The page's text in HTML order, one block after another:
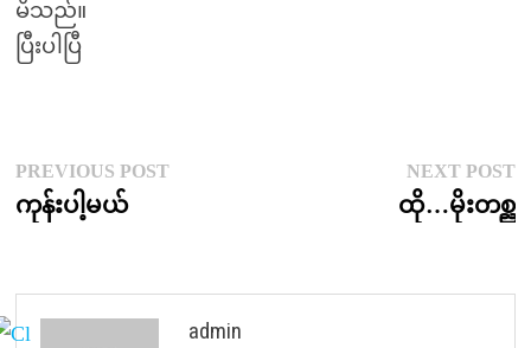
မိသည်။
ပြီးပါပြီ
Post
navigation
PREVIOUS POSTPrevious
ကုန်းပါ့မယ်
NEXT POST
ထို…မိုးတစ္ည
admin